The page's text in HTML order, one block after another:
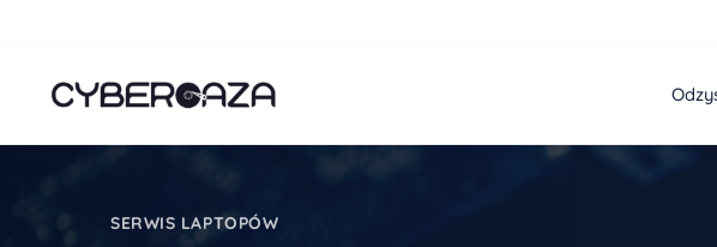
SERWIS LAPTOPÓW